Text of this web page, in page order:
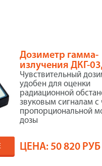
Дозиметр гамма-
излучения ДКГ-
Чувствительный
удобен для оценки
радиационной
звуковым сигналам с
пропорциональной
дозы
ЦЕНА: 50 820 РУБ